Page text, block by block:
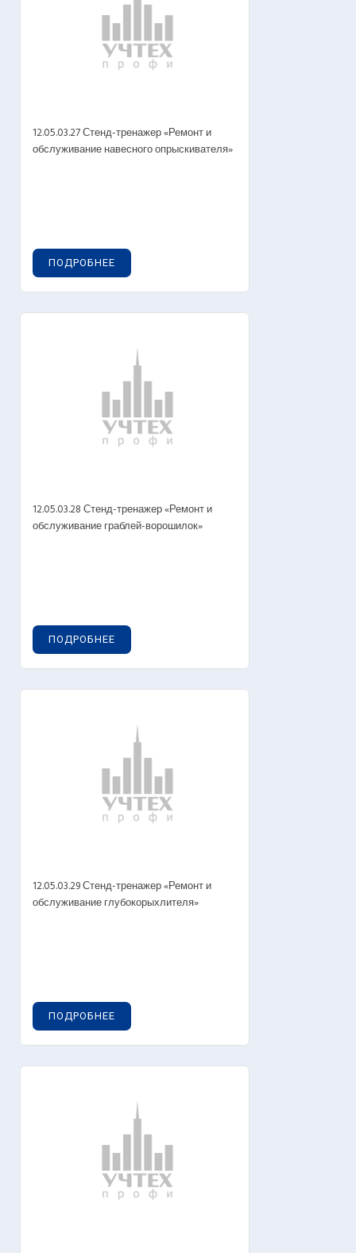
12.05.03.27 Стенд-тренажер «Ремонт и
обслуживание навесного опрыскивателя»
ПОДРОБНЕЕ
12.05.03.28 Стенд-тренажер «Ремонт и
обслуживание граблей-ворошилок»
ПОДРОБНЕЕ
12.05.03.29 Стенд-тренажер «Ремонт и
обслуживание глубокорыхлителя»
ПОДРОБНЕЕ